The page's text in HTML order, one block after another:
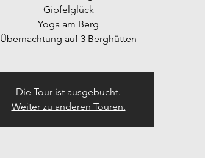
Gipfelglück
Yoga am Berg
Übernachtung auf 3 Berghütten
Die Tour ist ausgebucht.
Weiter zu anderen Touren.